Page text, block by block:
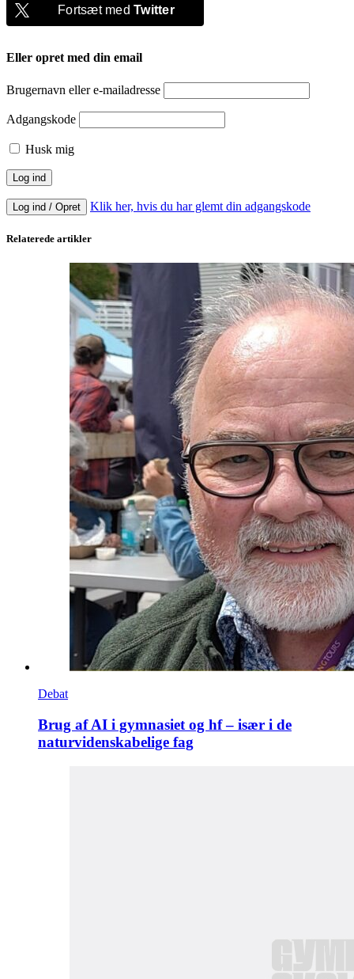
Fortsæt medTwitter
Eller opret med din email
Brugernavn eller e-mailadresse
Adgangskode
Husk mig
Log ind / Opret Klik her, hvis du har glemt din adgangskode
Relaterede artikler
Debat
Brug af AI i gymnasiet og hf – især i de
naturvidenskabelige fag